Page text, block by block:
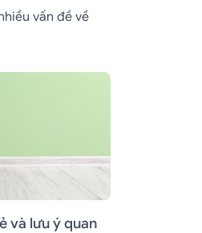
vấn đề về
và lưu ý quan